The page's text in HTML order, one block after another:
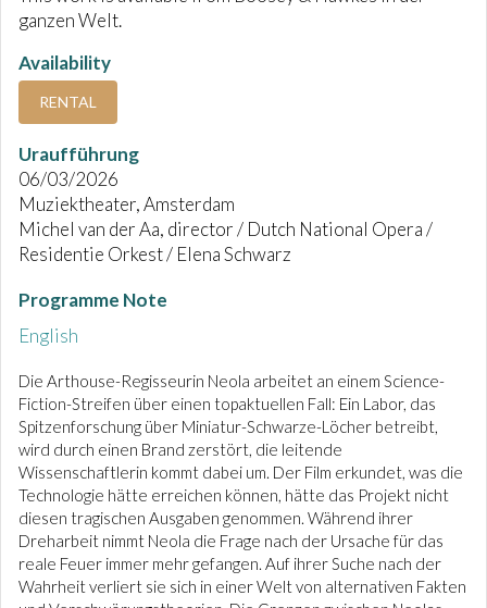
ganzen Welt.
Availability
RENTAL
Uraufführung
06/03/2026
Muziektheater, Amsterdam
Michel van der Aa, director / Dutch National Opera /
Residentie Orkest / Elena Schwarz
Programme Note
English
Die Arthouse-Regisseurin Neola arbeitet an einem Science-
Fiction-Streifen über einen topaktuellen Fall: Ein Labor, das
Spitzenforschung über Miniatur-Schwarze-Löcher betreibt,
wird durch einen Brand zerstört, die leitende
Wissenschaftlerin kommt dabei um. Der Film erkundet, was die
Technologie hätte erreichen können, hätte das Projekt nicht
diesen tragischen Ausgaben genommen. Während ihrer
Dreharbeit nimmt Neola die Frage nach der Ursache für das
reale Feuer immer mehr gefangen. Auf ihrer Suche nach der
Wahrheit verliert sie sich in einer Welt von alternativen Fakten